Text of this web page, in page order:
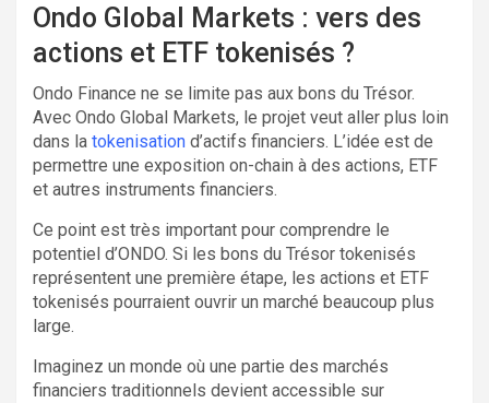
Ondo Global Markets : vers des
actions et ETF tokenisés ?
Ondo Finance ne se limite pas aux bons du Trésor.
Avec Ondo Global Markets, le projet veut aller plus loin
dans la tokenisation d’actifs financiers. L’idée est de
permettre une exposition on-chain à des actions, ETF
et autres instruments financiers.
Ce point est très important pour comprendre le
potentiel d’ONDO. Si les bons du Trésor tokenisés
représentent une première étape, les actions et ETF
tokenisés pourraient ouvrir un marché beaucoup plus
large.
Imaginez un monde où une partie des marchés
financiers traditionnels devient accessible sur